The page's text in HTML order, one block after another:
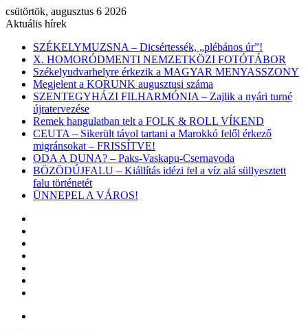
csütörtök, augusztus 6 2026
Aktuális hírek
SZÉKELYMUZSNA – Dicsértessék, „plébános úr”!
X. HOMORÓDMENTI NEMZETKÖZI FOTÓTÁBOR
Székelyudvarhelyre érkezik a MAGYAR MENYASSZONY
Megjelent a KORUNK augusztusi száma
SZENTEGYHÁZI FILHARMÓNIA – Zajlik a nyári turné
újratervezése
Remek hangulatban telt a FOLK & ROLL VÍKEND
CEUTA – Sikerült távol tartani a Marokkó felől érkező
migránsokat – FRISSÍTVE!
ODA A DUNA? – Paks-Vaskapu-Csernavoda
BÖZÖDÚJFALU – Kiállítás idézi fel a víz alá süllyesztett
falu történetét
ÜNNEPEL A VÁROS!